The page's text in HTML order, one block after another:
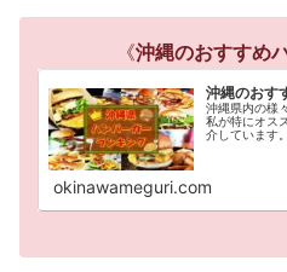
《沖縄のおすすめ
沖縄のおす
沖縄県内の様
私が特にオス
介しています。
okinawameguri.com